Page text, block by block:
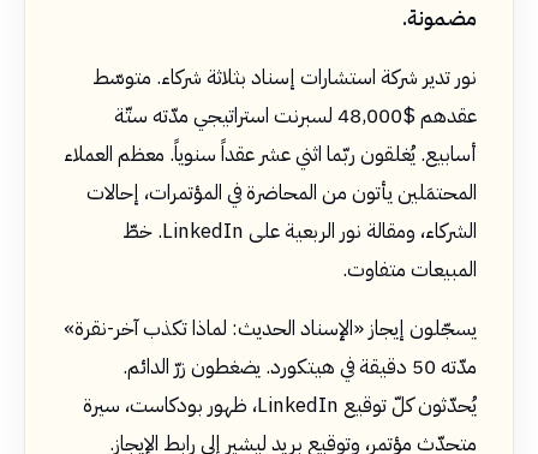
مضمونة.
نور تدير شركة استشارات إسناد بثلاثة شركاء. متوسّط
عقدهم $48,000 لسبرنت استراتيجي مدّته ستّة
أسابيع. يُغلقون ربّما اثني عشر عقداً سنوياً. معظم العملاء
المحتمَلين يأتون من المحاضرة في المؤتمرات، إحالات
الشركاء، ومقالة نور الربعية على LinkedIn. خطّ
المبيعات متفاوت.
يسجّلون إيجاز «الإسناد الحديث: لماذا تكذب آخر-نقرة»
مدّته 50 دقيقة في هيتكورد. يضغطون زرّ الدائم.
يُحدّثون كلّ توقيع LinkedIn، ظهور بودكاست، سيرة
متحدّث مؤتمر، وتوقيع بريد ليشير إلى رابط الإيجاز.